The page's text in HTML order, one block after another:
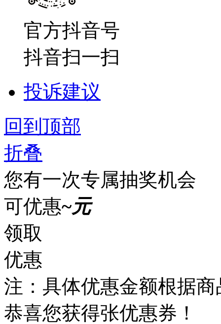
官方抖音号
抖音扫一扫
投诉建议
回到顶部
折叠
您有一次专属抽奖机会
可优惠~元
领取
优惠
注：具体优惠金额根据
恭喜您获得张优惠券！